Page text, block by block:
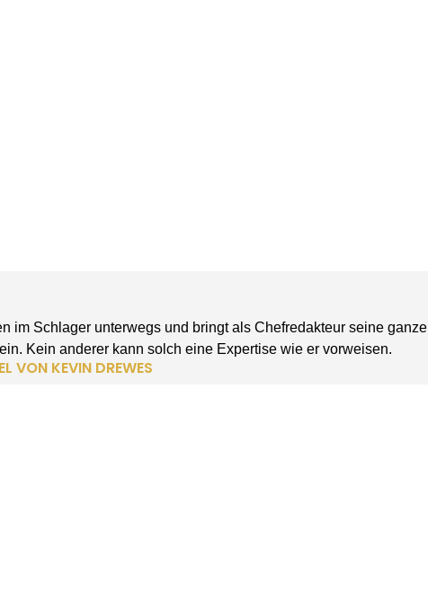
im Schlager unterwegs und bringt als Chefredakteur seine ganze
Kein anderer kann solch eine Expertise wie er vorweisen.
VON KEVIN DREWES